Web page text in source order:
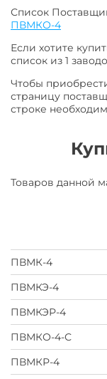
Список
ПВМКО-4
Если хотите
список из 1
Чтобы
страницу
строке
Товаров данной
ПВМК-4
ПВМКЭ-4
ПВМКЭР-4
ПВМКО-4-С
ПВМКР-4